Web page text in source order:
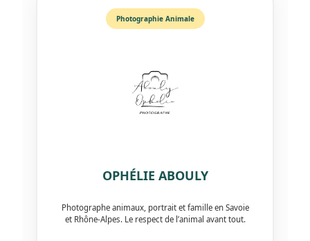
Photographie Animale
OPHÉLIE ABOULY
Photographe animaux, portrait et famille en Savoie
et Rhône-Alpes. Le respect de l’animal avant tout.